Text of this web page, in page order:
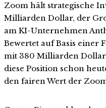
Zoom hält strategische
Milliarden Dollar, der
am KI-Unternehmen
Bewertet auf Basis einer
mit 380 Milliarden
diese Position schon
den fairen Wert der